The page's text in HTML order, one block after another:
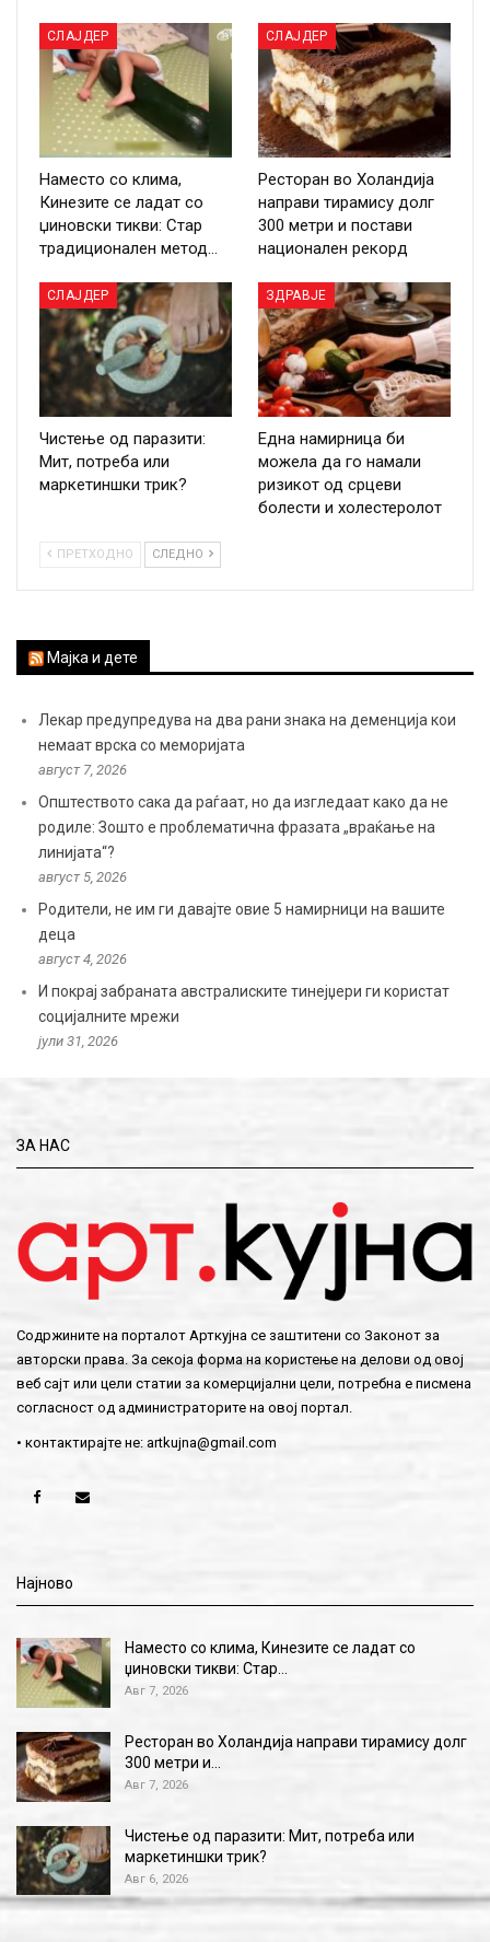
СЛАЈДЕР
Наместо со клима,
Кинезите се ладат со
џиновски тикви: Стар
традиционален метод…
СЛАЈДЕР
Ресторан во Холандија
направи тирамису долг
300 метри и постави
национален рекорд
СЛАЈДЕР
Чистење од паразити:
Мит, потреба или
маркетиншки трик?
ЗДРАВЈЕ
Една намирница би
можела да го намали
ризикот од срцеви
болести и холестеролот
ПРЕТХОДНО СЛЕДНО
Мајка и дете
Лекар предупредува на два рани знака на деменција кои
немаат врска со меморијата
август 7, 2026
Општеството сака да раѓаат, но да изгледаат како да не
родиле: Зошто е проблематична фразата „враќање на
линијата“?
август 5, 2026
Родители, не им ги давајте овие 5 намирници на вашите
деца
август 4, 2026
И покрај забраната австралиските тинејџери ги користат
социјалните мрежи
јули 31, 2026
ЗА НАС
Содржините на порталот Арткујна се заштитени со Законот за
авторски права. За секоја форма на користење на делови од овој
веб сајт или цели статии за комерцијални цели, потребна е писмена
согласност од администраторите на овој портал.
• контактирајте не: artkujna@gmail.com
Најново
Наместо со клима, Кинезите се ладат со
џиновски тикви: Стар…
Авг 7, 2026
Ресторан во Холандија направи тирамису долг
300 метри и…
Авг 7, 2026
Чистење од паразити: Мит, потреба или
маркетиншки трик?
Авг 6, 2026